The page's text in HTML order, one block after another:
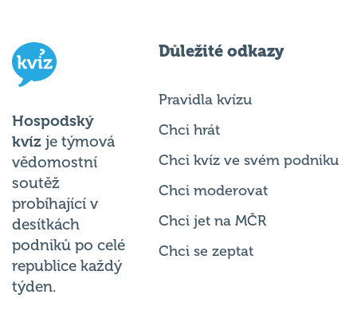
Hospodský
kvíz je týmová
vědomostní
soutěž
probíhající v
desítkách
podniků po celé
republice každý
týden.
Důležité odkazy
Pravidla kvízu
Chci hrát
Chci kvíz ve svém podniku
Chci moderovat
Chci jet na MČR
Chci se zeptat